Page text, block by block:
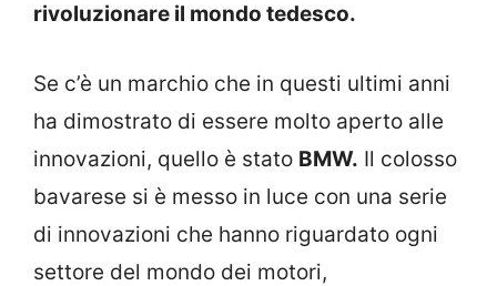
rivoluzionare il mondo tedesco.
Se c’è un marchio che in questi ultimi anni
ha dimostrato di essere molto aperto alle
innovazioni, quello è stato BMW. Il colosso
bavarese si è messo in luce con una serie
di innovazioni che hanno riguardato ogni
settore del mondo dei motori,